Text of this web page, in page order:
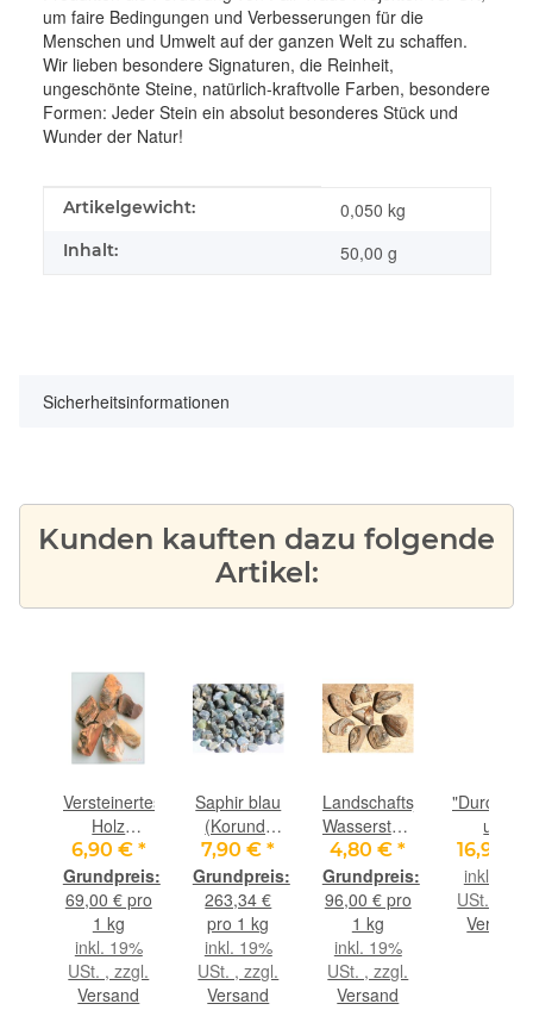
um faire Bedingungen und Verbesserungen für die
Menschen und Umwelt auf der ganzen Welt zu schaffen.
Wir lieben besondere Signaturen, die Reinheit,
ungeschönte Steine, natürlich-kraftvolle Farben, besondere
Formen: Jeder Stein ein absolut besonderes Stück und
Wunder der Natur!
Produkteigenschaft
Wert
Artikelgewicht: 0,050 kg
Inhalt: 50,00 g
Sicherheitsinformationen
Kunden kauften dazu folgende
Artikel:
Versteinertes
Holz
Wassersteine-
Sonderqualität
/ Rohsteine
extra
angetrommelt
- ca. 100 g
(GKS) -
6,90 € *
69,00 € pro
1 kg
inkl. 19%
USt. , zzgl.
Versand
Saphir blau
(Korund)
Kristalle /
Rohsteine
Wassersteine-
Sonderqualität
- Rarität -
ca. 30 g
7,90 €*
263,34 €
pro 1 kg
inkl. 19%
USt. , zzgl.
Versand
Landschaftsjaspis
Wassersteine-
Sonderqualität
/
Trommelsteine
roh - ca. 50
g (GKS)
4,80 €*
96,00 € pro
1 kg
inkl. 19%
USt. , zzgl.
Versand
und
Set -
16,90 €
inkl. 19%
USt. ,
Versand